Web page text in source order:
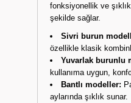
fonksiyonellik ve
şekilde sağlar.
Sivri burun
özellikle klasik
Yuvarlak burunlu
kullanıma uygun,
Bantlı modeller:
aylarında şıklık sunar.